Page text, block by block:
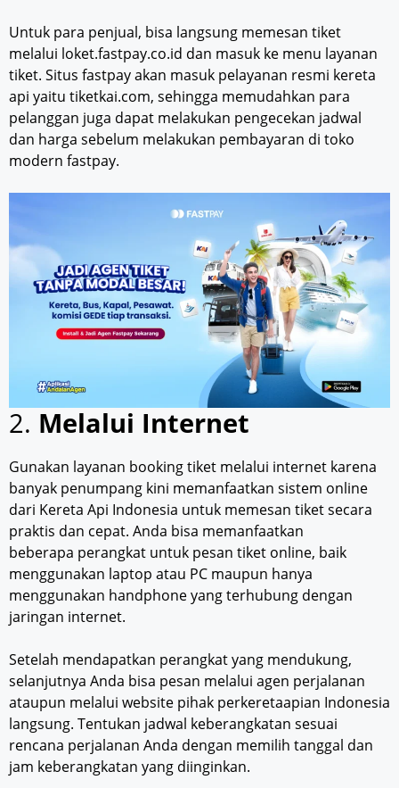
Untuk para penjual, bisa langsung memesan tiket
melalui loket.fastpay.co.id dan masuk ke menu layanan
tiket. Situs fastpay akan masuk pelayanan resmi kereta
api yaitu tiketkai.com, sehingga memudahkan para
pelanggan juga dapat melakukan pengecekan jadwal
dan harga sebelum melakukan pembayaran di toko
modern fastpay.
2. Melalui Internet
Gunakan layanan booking tiket melalui internet karena
banyak penumpang kini memanfaatkan sistem online
dari Kereta Api Indonesia untuk memesan tiket secara
praktis dan cepat. Anda bisa memanfaatkan
beberapa perangkat untuk pesan tiket online, baik
menggunakan laptop atau PC maupun hanya
menggunakan handphone yang terhubung dengan
jaringan internet.
Setelah mendapatkan perangkat yang mendukung,
selanjutnya Anda bisa pesan melalui agen perjalanan
ataupun melalui website pihak perkeretaapian Indonesia
langsung. Tentukan jadwal keberangkatan sesuai
rencana perjalanan Anda dengan memilih tanggal dan
jam keberangkatan yang diinginkan.